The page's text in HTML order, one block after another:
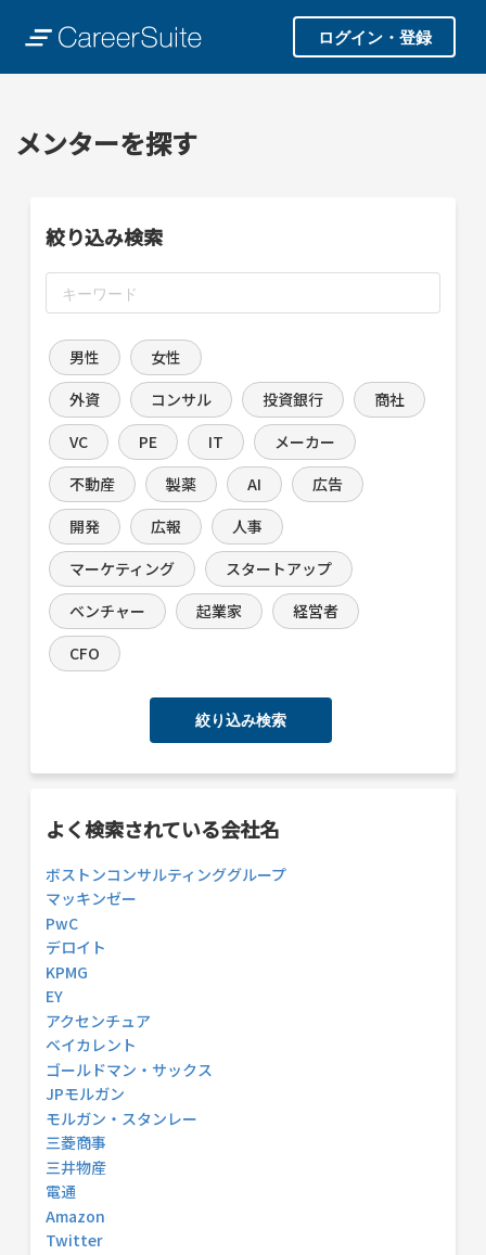
ログイン・登録
メンターを探す
絞り込み検索
男性
女性
外資
コンサル 投資銀行
商社
VC
PE IT
メーカー
不動産
製薬 AI
広告
開発
広報
人事
マーケティング
スタートアップ
ベンチャー
起業家
経営者
CFO
絞り込み検索
よく検索されている会社名
ボストンコンサルティンググループ
マッキンゼー
PwC
デロイト
KPMG
EY
アクセンチュア
ベイカレント
ゴールドマン・サックス
JPモルガン
モルガン・スタンレー
三菱商事
三井物産
電通
Amazon
Twitter